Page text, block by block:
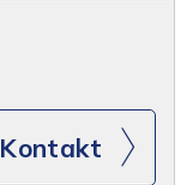
Kontakt